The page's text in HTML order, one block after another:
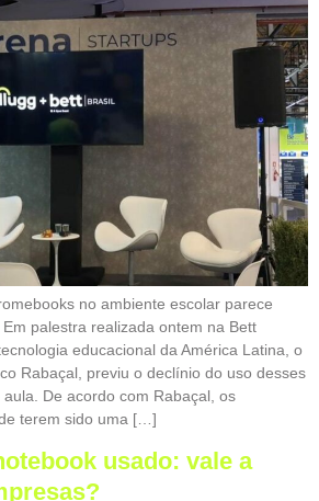
no ambiente escolar parece
palestra realizada ontem na Bett
educacional da América Latina, o
Rabaçal, previu o declínio do uso desses
De acordo com Rabaçal, os
terem sido uma […]
usado: vale a